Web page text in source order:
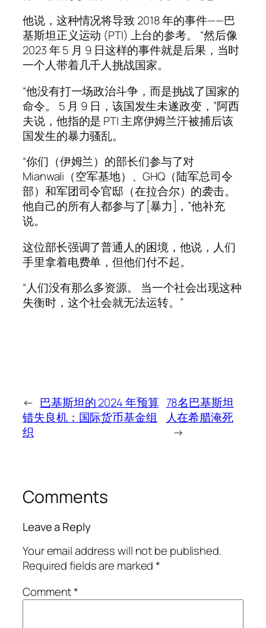
他说，这种情况将导致 2018 年的事件——巴
基斯坦正义运动 (PTI) 上台的参考。 “然后像
2023 年 5 月 9 日这样的事件就是后果，当时
一个人带着几千人挑战国家。
“他没有打一场政治斗争，而是挑战了国家的
命令。 5 月 9 日，该国发生未遂政变，”阿西
夫说，他指的是 PTI 主席伊姆兰汗被捕后该
国发生的暴力骚乱。
“你们（伊姆兰）的部长们参与了对
Mianwali（空军基地）、GHQ（陆军总司令
部）和军团司令官邸（在拉合尔）的袭击。
他自己的所有人都参与了[暴力]，”他补充
说。
这位部长强调了普通人的困境，他说，人们
手里拿着电费单，但他们付不起。
“人们没有那么多资源。 当一个社会出现这种
失衡时，这个社会就无法运转。”
← 巴基斯坦的 2024 年预算
错失良机：国际货币基金组
织
78名巴基斯坦
人在希腊淹死
→
Comments
Leave a Reply
Your email address will not be published.
Required fields are marked*
Comment*